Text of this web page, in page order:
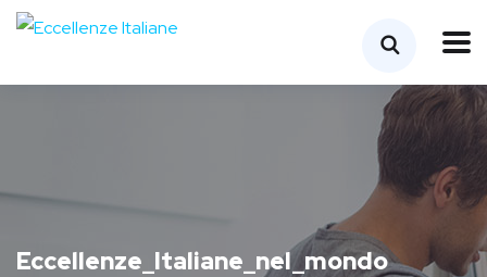
Eccellenze_Italiane_nel_mondo